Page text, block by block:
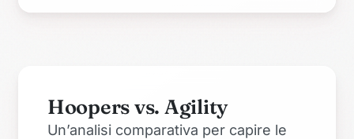
Hoopers vs. Agility
Un’analisi comparativa per capire le